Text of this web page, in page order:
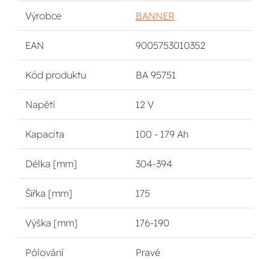
Výrobce BANNER
EAN 9005753010352
Kód produktu BA 95751
Napětí 12 V
Kapacita 100 - 179 Ah
Délka [mm] 304-394
Šířka [mm] 175
Výška [mm] 176-190
Pólování Pravé